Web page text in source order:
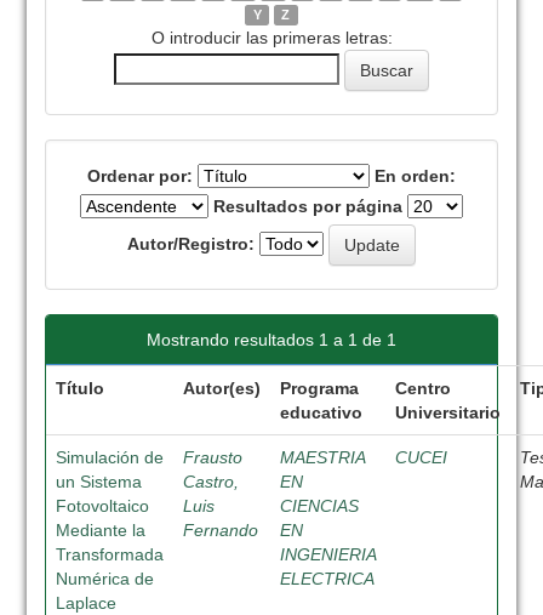
Y
Z
O introducir las primeras letras:
Ordenar por:
En orden:
Resultados por página
Autor/Registro:
Mostrando resultados 1 a 1 de 1
Título Autor(es)
Programa
educativo
Centro
Universitario
Simulación de
un Sistema
Fotovoltaico
Mediante la
Transformada
Numérica de
Laplace
Frausto
Castro,
Luis
Fernando
MAESTRIA
EN
CIENCIAS
EN
INGENIERIA
ELECTRICA
CUCEI